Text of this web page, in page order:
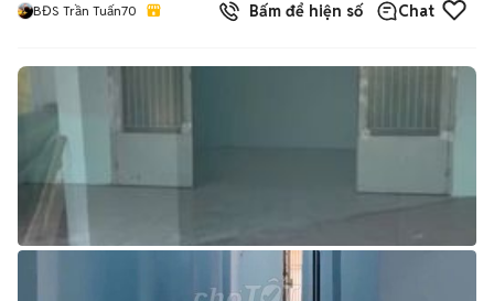
BĐS Trần Tuấn70 Bấm để hiện số Chat